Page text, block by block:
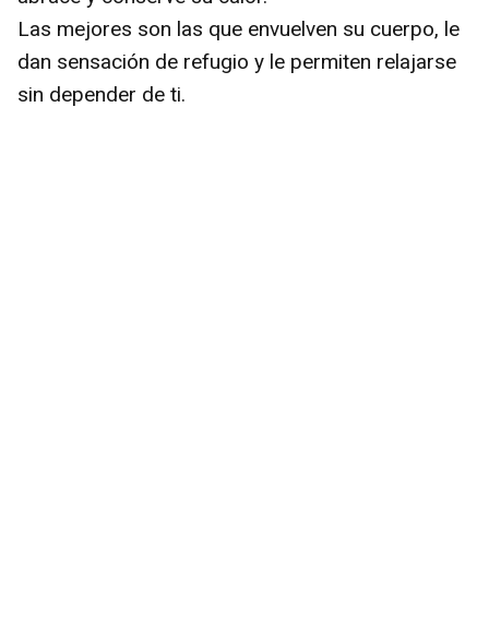
Las mejores son las que envuelven su cuerpo, le
dan sensación de refugio y le permiten relajarse
sin depender de ti.